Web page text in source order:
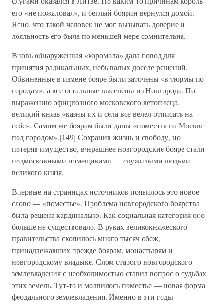
его «не пожаловал», и беглый боярин вернулся домой.
Ясно, что такой человек не мог вызывать доверие и
лояльность его была по меньшей мере сомнительна.
Вновь обнаруженная «коромола» дала повод для
принятия радикальных, небывалых доселе решений.
Обвиненные в измене бояре были заточены «в тюрмы по
городам», а все остальные выселены из Новгорода. По
выражению официозного московского летописца,
великий князь «казны их и села все велел отписать на
себе». Самим же боярам были даны «поместья на Москве
под городом».[149] Сохранив жизнь и свободу, но
потеряв имущество, вчерашнее новгородские бояре стали
подмосковными помещиками — служилыми людьми
великого князя.
Впервые на страницах источников появилось это новое
слово — «поместье». Проблема новгородского боярства
была решена кардинально. Как социальная категория оно
больше не существовало. В руках великокняжеского
правительства скопилось много тысяч обеж,
принадлежавших прежде боярам, монастырям и
новгородскому владыке. Слом старого новгородского
землевладения с необходимостью ставил вопрос о судьбах
этих земель. Тут-то и молвилось поместье — новая форма
феодального землевладения. Именно в эти годы